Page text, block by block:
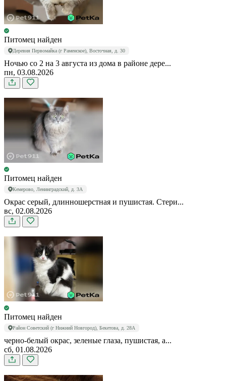
Питомец найден
Деревня Первомайка (г Раменское), Восточная, д. 30
Ночью со 2 на 3 августа из дома в районе дере...
пн, 03.08.2026
Питомец найден
Кемерово, Ленинградский, д. 3А
Окрас серый, длинношерстная и пушистая. Стери...
вс, 02.08.2026
Питомец найден
Район Советский (г Нижний Новгород), Бекетова, д. 28А
черно-белый окрас, зеленые глаза, пушистая, а...
сб, 01.08.2026